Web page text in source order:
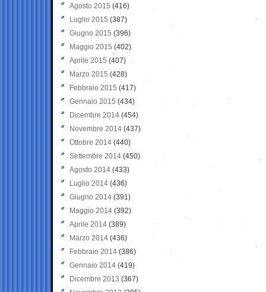
Agosto 2015 (416)
Luglio 2015 (387)
Giugno 2015 (396)
Maggio 2015 (402)
Aprile 2015 (407)
Marzo 2015 (428)
Febbraio 2015 (417)
Gennaio 2015 (434)
Dicembre 2014 (454)
Novembre 2014 (437)
Ottobre 2014 (440)
Settembre 2014 (450)
Agosto 2014 (433)
Luglio 2014 (436)
Giugno 2014 (391)
Maggio 2014 (392)
Aprile 2014 (389)
Marzo 2014 (436)
Febbraio 2014 (386)
Gennaio 2014 (419)
Dicembre 2013 (367)